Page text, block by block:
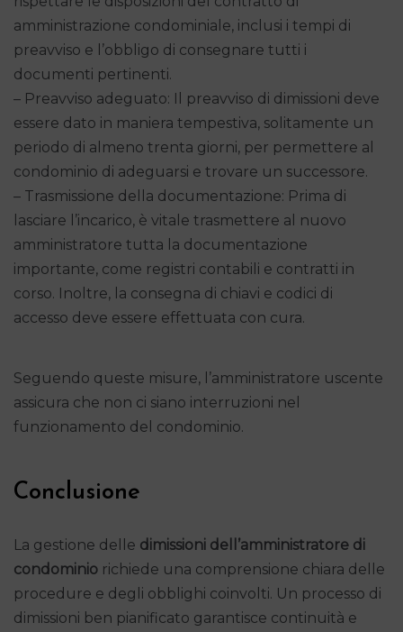
amministrazione condominiale, inclusi i tempi di
preavviso e l’obbligo di consegnare tutti i
documenti pertinenti.
– Preavviso adeguato: Il preavviso di dimissioni deve
essere dato in maniera tempestiva, solitamente un
periodo di almeno trenta giorni, per permettere al
condominio di adeguarsi e trovare un successore.
– Trasmissione della documentazione: Prima di
lasciare l’incarico, è vitale trasmettere al nuovo
amministratore tutta la documentazione
importante, come registri contabili e contratti in
corso. Inoltre, la consegna di chiavi e codici di
accesso deve essere effettuata con cura.
Seguendo queste misure, l’amministratore uscente
assicura che non ci siano interruzioni nel
funzionamento del condominio.
Conclusione
La gestione delle dimissioni dell’amministratore di
condominio richiede una comprensione chiara delle
procedure e degli obblighi coinvolti. Un processo di
dimissioni ben pianificato garantisce continuità e